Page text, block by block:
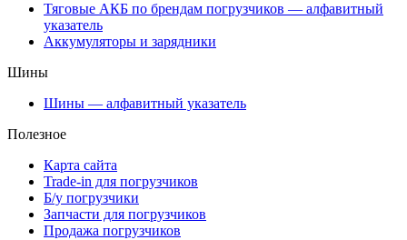
Тяговые АКБ по брендам погрузчиков — алфавитный
указатель
Аккумуляторы и зарядники
Шины
Шины — алфавитный указатель
Полезное
Карта сайта
Trade-in для погрузчиков
Б/у погрузчики
Запчасти для погрузчиков
Продажа погрузчиков